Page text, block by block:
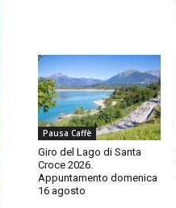
Pausa Caffè
Giro del Lago di Santa
Croce 2026.
Appuntamento domenica
16 agosto